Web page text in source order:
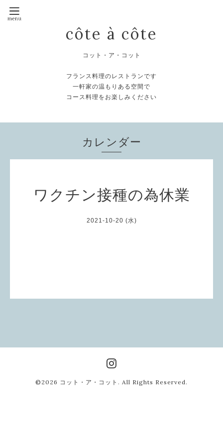
côte à côte
コット・ア・コット
フランス料理のレストランです
一軒家の温もりある空間で
コース料理をお楽しみください
カレンダー
ワクチン接種の為休業
2021-10-20 (水)
©2026 コット・ア・コット . All Rights Reserved.